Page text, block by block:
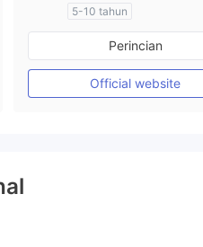
5-10 tahun
Diatur di Australia
Market Maker (MM)
Lisensi Penuh MT4
Perincian
Official website